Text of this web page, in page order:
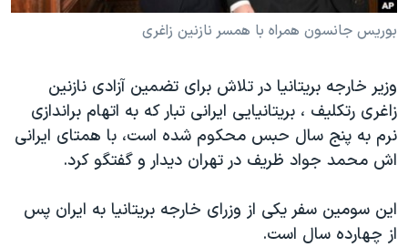
آرشیو پخش زنده
مجموعه مستندهای دادخواهی
تریبونال مردمی آبان ۹۸
دادگاه حمید نوری
قانون شفافیت دارائی کادر رهبری ایران
زبانهای مختلف
بوریس جانسون همراه با همسر نازنین زاغری
وزیر خارجه بریتانیا در تلاش برای تضمین آزادی نازنین
زاغری رتکلیف ، بریتانیایی ایرانی تبار که به اتهام براندازی
نرم به پنج سال حبس محکوم شده است، با همتای ایرانی
اش محمد جواد ظریف در تهران دیدار و گفتگو کرد.
این سومین سفر یکی از وزرای خارجه بریتانیا به ایران پس
از چهارده سال است.